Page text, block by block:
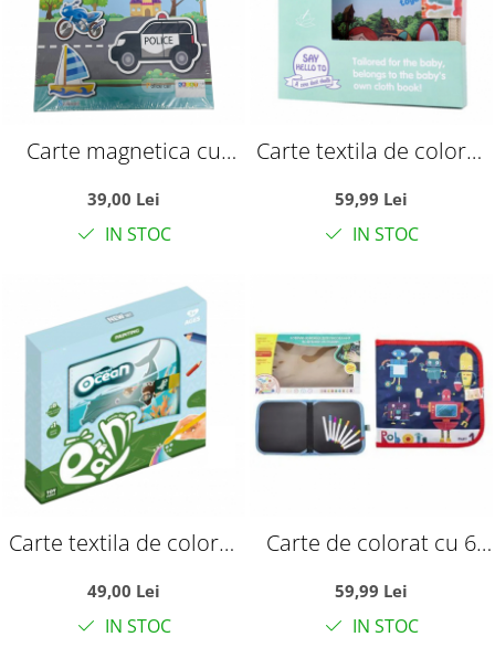
Carte magnetica cu
piese puzzle si tablita
de scris magnetica, cu
39,00 Lei
IN STOC
Carte textila de colorat
reutilizabila, cu carioci
59,99 Lei
IN STOC
Carte textila de colorat
cu carioci
49,00 Lei
IN STOC
Carte de colorat cu 6
carioci, rezistenta la apa
59,99 Lei
IN STOC